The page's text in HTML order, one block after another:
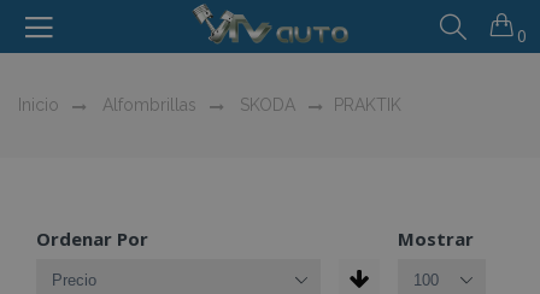
0
Inicio Alfombrillas SKODA PRAKTIK
Ordenar Por Mostrar